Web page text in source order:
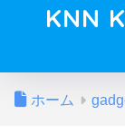
KNN
ホーム